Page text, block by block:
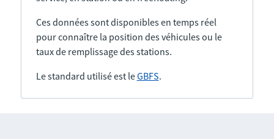
Ces données sont disponibles en temps réel
pour connaître la position des véhicules ou le
taux de remplissage des stations.
Le standard utilisé est leGBFS.